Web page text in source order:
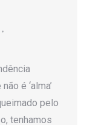
é ‘alma’
pelo
tenhamos